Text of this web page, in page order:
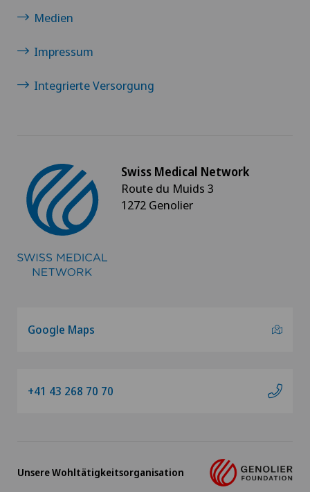
Genolier Innovation Hub SA
Genolier Management + Services
Genolier Patient Services
Ladies Permanence Stadelhofen
Privatklinik Belair
Medien
Impressum
Integrierte Versorgung
Swiss Medical Network
Route du Muids 3
1272 Genolier
Google Maps
+41 43 268 70 70
Unsere Wohltätigkeitsorganisation